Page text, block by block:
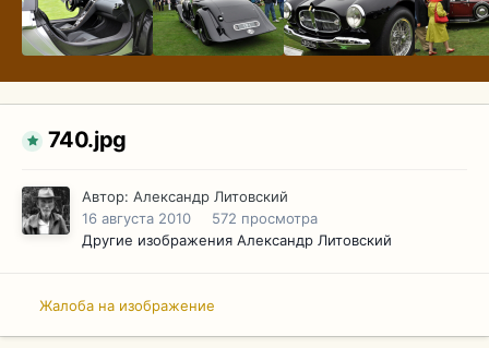
740.jpg
Автор: Александр Литовский
16 августа 2010
572 просмотра
Другие изображения Александр Литовский
Жалоба на изображение